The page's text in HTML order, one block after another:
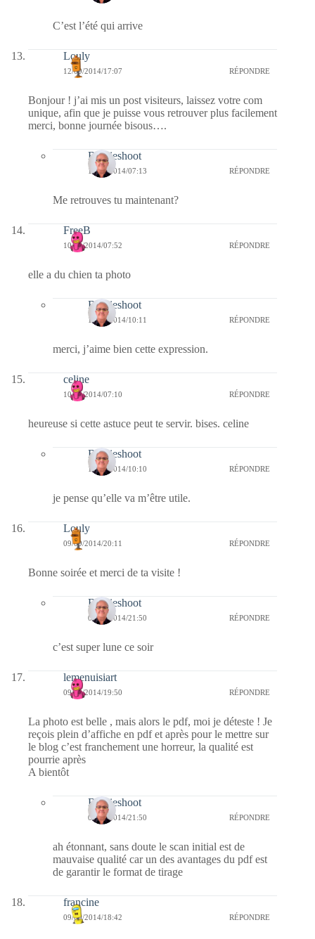
C’est l’été qui arrive
Louly
12/09/2014/17:07 RÉPONDRE
Bonjour ! j’ai mis un post visiteurs, laissez votre com
unique, afin que je puisse vous retrouver plus facilement
merci, bonne journée bisous….
Bernieshoot
14/09/2014/07:13 RÉPONDRE
Me retrouves tu maintenant?
FreeB
10/09/2014/07:52 RÉPONDRE
elle a du chien ta photo
Bernieshoot
10/09/2014/10:11 RÉPONDRE
merci, j’aime bien cette expression.
celine
10/09/2014/07:10 RÉPONDRE
heureuse si cette astuce peut te servir. bises. celine
Bernieshoot
10/09/2014/10:10 RÉPONDRE
je pense qu’elle va m’être utile.
Louly
09/09/2014/20:11 RÉPONDRE
Bonne soirée et merci de ta visite !
Bernieshoot
09/09/2014/21:50 RÉPONDRE
c’est super lune ce soir
lemenuisiart
09/09/2014/19:50 RÉPONDRE
La photo est belle , mais alors le pdf, moi je déteste ! Je
reçois plein d’affiche en pdf et après pour le mettre sur
le blog c’est franchement une horreur, la qualité est
pourrie après
A bientôt
Bernieshoot
09/09/2014/21:50 RÉPONDRE
ah étonnant, sans doute le scan initial est de
mauvaise qualité car un des avantages du pdf est
de garantir le format de tirage
francine
09/09/2014/18:42 RÉPONDRE